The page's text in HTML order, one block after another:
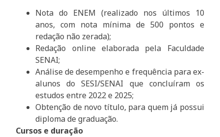
Nota do ENEM (realizado nos últimos 10
anos, com nota mínima de 500 pontos e
redação não zerada);
Redação online elaborada pela Faculdade
SENAI;
Análise de desempenho e frequência para ex-
alunos do SESI/SENAI que concluíram os
estudos entre 2022 e 2025;
Obtenção de novo título, para quem já possui
diploma de graduação.
Cursos e duração